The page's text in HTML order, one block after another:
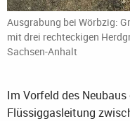
Ausgrabung bei Wörbzig:
mit drei rechteckigen
Sachsen-Anhalt
Im Vorfeld des
Flüssiggasleitung